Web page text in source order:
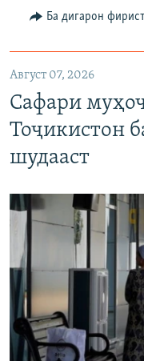
Ба дигарон
Август 07, 2026
Сафари
Тоҷикистон
шудааст